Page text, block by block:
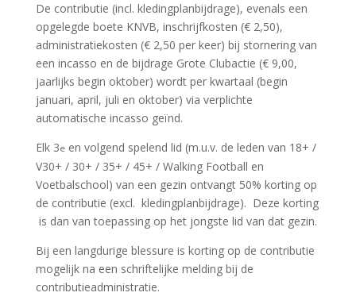
De contributie (incl. kledingplanbijdrage), evenals een
opgelegde boete KNVB, inschrijfkosten (€ 2,50),
administratiekosten (€ 2,50 per keer) bij stornering van
een incasso en de bijdrage Grote Clubactie (€ 9,00,
jaarlijks begin oktober) wordt per kwartaal (begin
januari, april, juli en oktober) via verplichte
automatische incasso geïnd.
Elk 3een volgend spelend lid (m.u.v. de leden van 18+ /
V30+ / 30+ / 35+ / 45+ / Walking Football en
Voetbalschool) van een gezin ontvangt 50% korting op
de contributie (excl. kledingplanbijdrage). Deze korting
is dan van toepassing op het jongste lid van dat gezin.
Bij een langdurige blessure is korting op de contributie
mogelijk na een schriftelijke melding bij de
contributieadministratie.